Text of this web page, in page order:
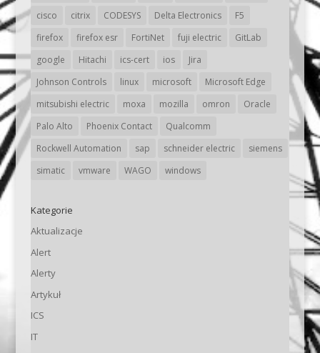
cisco
citrix CODESYS Delta Electronics
F5
firefox
firefox esr FortiNet fuji electric
GitLab
google
Hitachi ics-cert ios
Jira
Johnson Controls
linux microsoft
Microsoft Edge
mitsubishi electric
moxa mozilla omron
Oracle
Palo Alto
Phoenix Contact
Qualcomm
Rockwell Automation
sap schneider electric
siemens
simatic
vmware WAGO windows
Kategorie
Aktualizacje
Alert
Alerty
Artykuł
ICS
IT